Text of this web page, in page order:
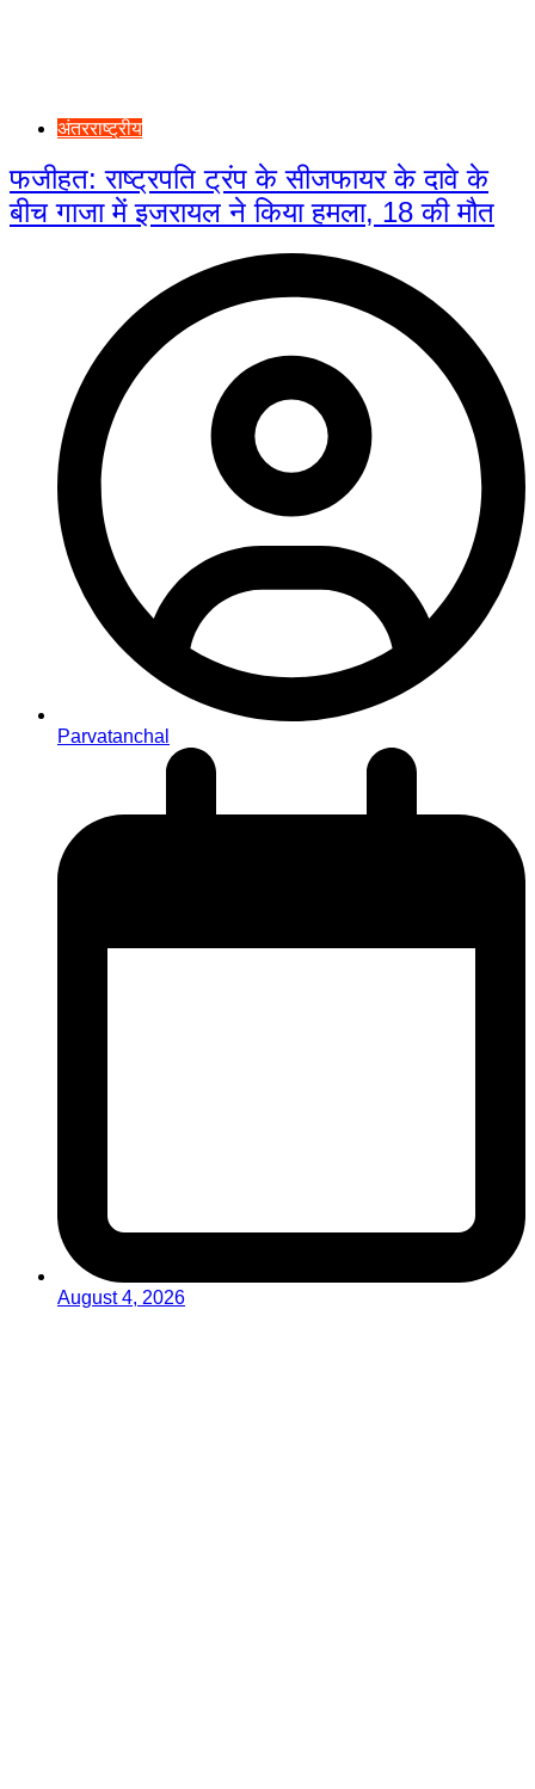
अंतरराष्ट्रीय
फजीहत: राष्ट्रपति ट्रंप के सीजफायर के दावे के
बीच गाजा में इजरायल ने किया हमला, 18 की मौत
Parvatanchal
August 4, 2026